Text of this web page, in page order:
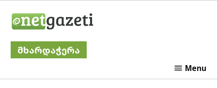
მხარდაჭერა
Menu